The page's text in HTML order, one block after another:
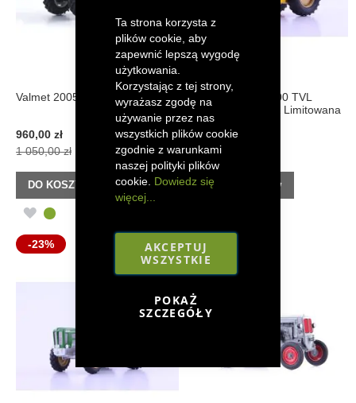
Ta strona korzysta z
plików cookie, aby
zapewnić lepszą wygodę
użytkowania.
Korzystając z tej strony,
wyrażasz zgodę na
używanie przez nas
wszystkich plików cookie
zgodnie z warunkami
naszej polityki plików
cookie. Dowiedz się
więcej...
AKCEPTUJ
WSZYSTKIE
POKAŻ
SZCZEGÓŁY
Valmet 2005 Edycja Limitowana
Cena
960,00 zł
1 050,00 zł
DO KOSZYKA
DODAJ
DO
Schlüter Super 2000 TVL
Rheinbraun Edycja Limitowana
Cena
promocyjna
840,00 zł
1 080,00 zł
DO KOSZYKA
LISTY
-23% -17%